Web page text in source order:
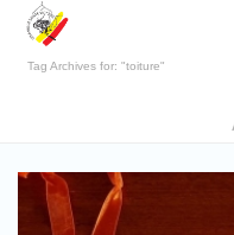
Tag Archives for: "toiture"